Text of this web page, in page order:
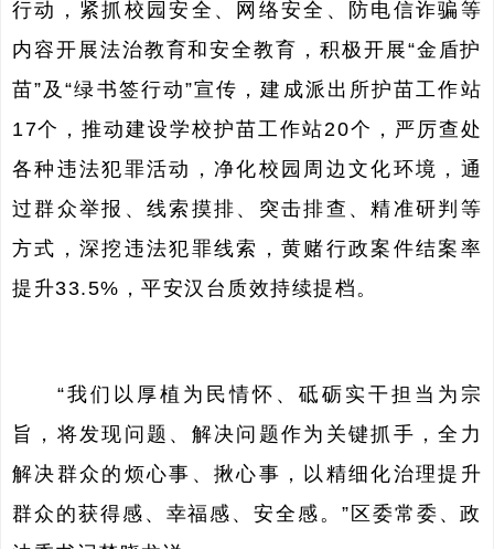
行动，紧抓校园安全、网络安全、防电信诈骗等
内容开展法治教育和安全教育，积极开展“金盾护
苗”及“绿书签行动”宣传，建成派出所护苗工作站
17个，推动建设学校护苗工作站20个，严厉查处
各种违法犯罪活动，净化校园周边文化环境，通
过群众举报、线索摸排、突击排查、精准研判等
方式，深挖违法犯罪线索，黄赌行政案件结案率
提升33.5%，平安汉台质效持续提档。
“我们以厚植为民情怀、砥砺实干担当为宗
旨，将发现问题、解决问题作为关键抓手，全力
解决群众的烦心事、揪心事，以精细化治理提升
群众的获得感、幸福感、安全感。”区委常委、政